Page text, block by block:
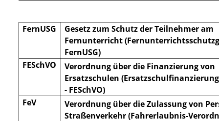
FernUSG
Gesetz zum Schutz der Teilnehmer am
Fernunterricht
FernUSG)
FESchVO
Verordnung über die Finanzierung von
Ersatzschulen
- FESchVO)
FeV
Verordnung über die Zulassung von
Straßenverkehr (Fahrerlaubnis-